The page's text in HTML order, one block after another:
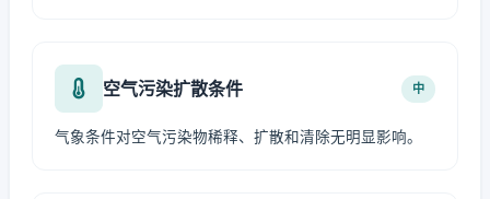
空气污染扩散条件 中
气象条件对空气污染物稀释、扩散和清除无明显影响。